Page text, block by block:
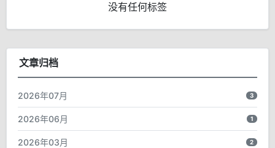
没有任何标签
文章归档
2026年07月 3
2026年06月 1
2026年03月 2